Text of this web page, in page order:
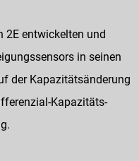
2E entwickelten und
in seinen
der Kapazitätsänderung
Kapazitäts-